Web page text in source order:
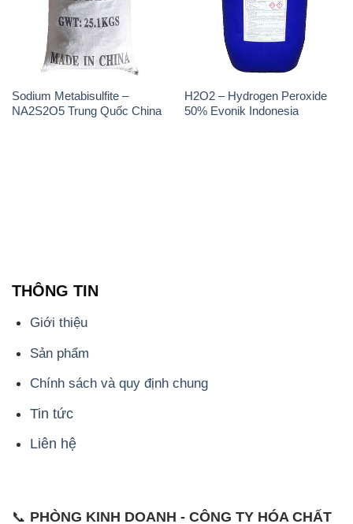
Sodium Metabisulfite –
NA2S2O5 Trung Quốc China
H2O2 – Hydrogen Peroxide
50% Evonik Indonesia
THÔNG TIN
Giới thiệu
Sản phẩm
Chính sách và quy định chung
Tin tức
Liên hệ
📞 PHÒNG KINH DOANH - CÔNG TY HÓA CHẤT